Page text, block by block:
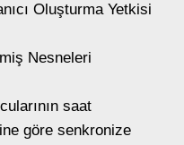
Oluşturma Yetkisi
Nesneleri
saat
göre senkronize